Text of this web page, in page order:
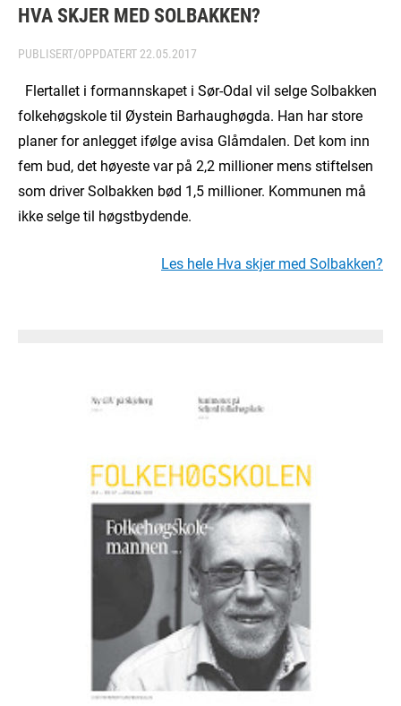
HVA SKJER MED SOLBAKKEN?
PUBLISERT/OPPDATERT 22.05.2017
Flertallet i formannskapet i Sør-Odal vil selge Solbakken
folkehøgskole til Øystein Barhaughøgda. Han har store
planer for anlegget ifølge avisa Glåmdalen. Det kom inn
fem bud, det høyeste var på 2,2 millioner mens stiftelsen
som driver Solbakken bød 1,5 millioner. Kommunen må
ikke selge til høgstbydende.
Les hele Hva skjer med Solbakken?